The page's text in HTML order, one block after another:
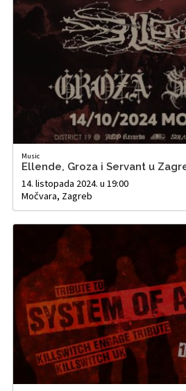
Music
Ellende, Groza i Servant u
14. listopada 2024. u 19:00
Močvara, Zagreb